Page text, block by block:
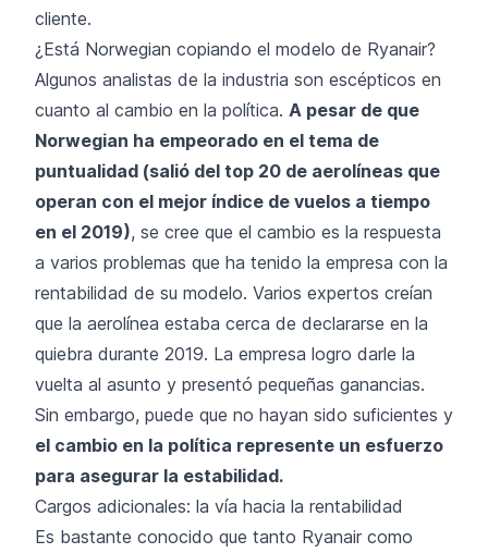
cliente.
¿Está Norwegian copiando el modelo de Ryanair?
Algunos analistas de la industria son escépticos en
cuanto al cambio en la política. A pesar de que
Norwegian ha empeorado en el tema de
puntualidad (salió del top 20 de aerolíneas que
operan con el mejor índice de vuelos a tiempo
en el 2019), se cree que el cambio es la respuesta
a varios problemas que ha tenido la empresa con la
rentabilidad de su modelo. Varios expertos creían
que la aerolínea estaba cerca de declararse en la
quiebra durante 2019. La empresa logro darle la
vuelta al asunto y presentó pequeñas ganancias.
Sin embargo, puede que no hayan sido suficientes y
el cambio en la política represente un esfuerzo
para asegurar la estabilidad.
Cargos adicionales: la vía hacia la rentabilidad
Es bastante conocido que tanto Ryanair como